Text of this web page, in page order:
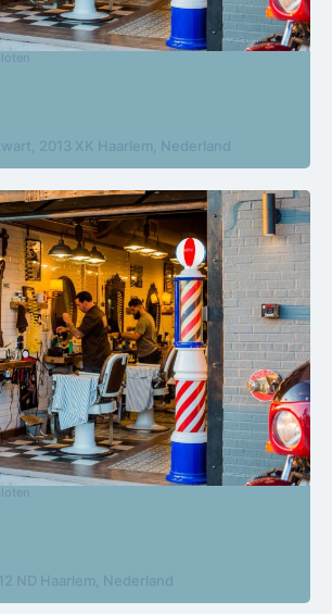
2013 XK Haarlem, Nederland
ND Haarlem, Nederland